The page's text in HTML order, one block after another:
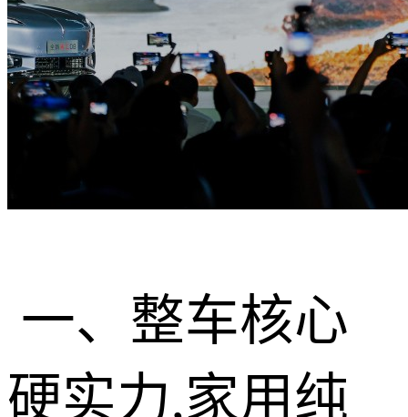
一、整车核心
硬实力,家用纯